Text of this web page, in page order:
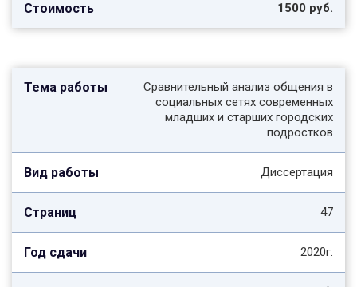
1500 руб.
Сравнительный анализ общения в
социальных сетях современных
младших и старших городских
подростков
Диссертация
47
2020г.